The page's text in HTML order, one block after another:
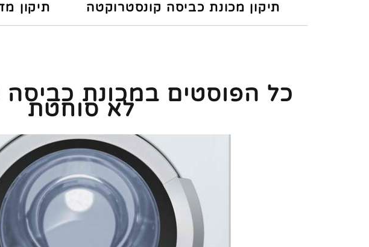
תיקון מכונת כביסה קונסטרוקטה תיקון
כל הפוסטים במכונת
לא סוחטת